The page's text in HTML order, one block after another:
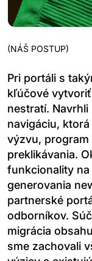
(NÁŠ POSTUP)
Pri portáli s
kľúčové
nestratí.
navigáciu,
výzvu, program
preklikávania.
funkcionality
generovania
partnerské
odborníkov.
migrácia
sme zachovali